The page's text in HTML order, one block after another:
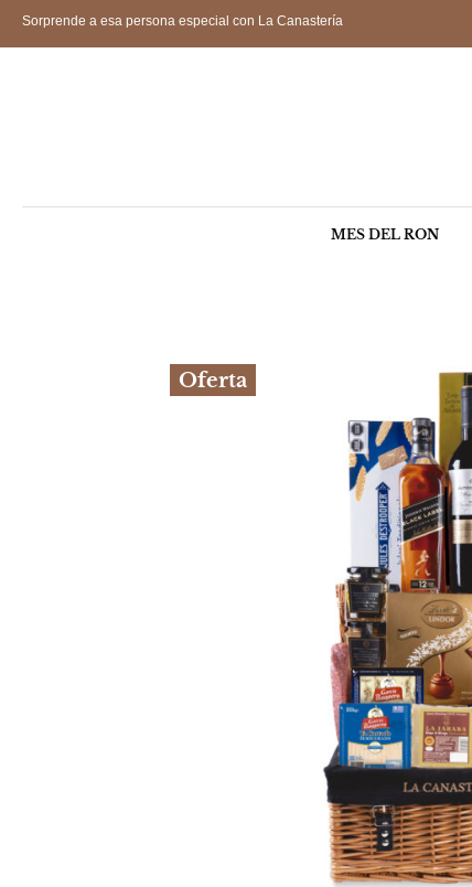
Sorprende a esa persona especial con La Canastería
MES DEL RON
Oferta